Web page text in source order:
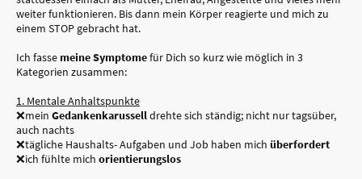
weiter funktionieren. Bis dann mein Körper reagierte und mich zu
einem STOP gebracht hat.
Ich fasse meine Symptomefür Dich so kurz wie möglich in 3
Kategorien zusammen:
1. Mentale Anhaltspunkte
❌mein Gedankenkarusselldrehte sich ständig; nicht nur tagsüber,
auch nachts
❌tägliche Haushalts- Aufgaben und Job haben mich überfordert
❌ich fühlte mich orientierungslos